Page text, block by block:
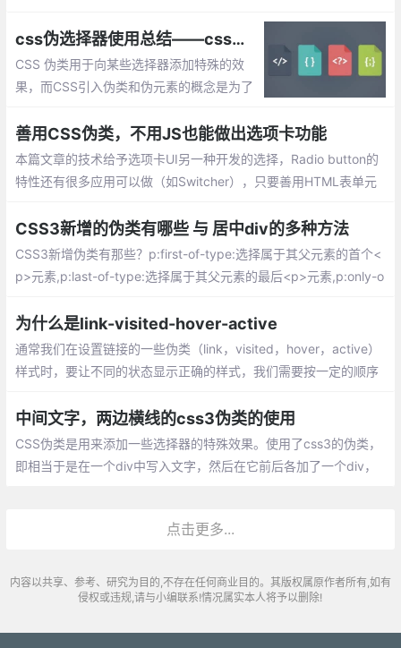
css伪选择器使用总结——css中关于伪类和伪元素的知识总汇
CSS 伪类用于向某些选择器添加特殊的效
果，而CSS引入伪类和伪元素的概念是为了
讲总结关于css伪类和伪元素的相关使用
善用CSS伪类，不用JS也能做出选项卡功能
本篇文章的技术给予选项卡UI另一种开发的选择，Radio button的
特性还有很多应用可以做（如Switcher），只要善用HTML表单元
ript的部份工作.
CSS3新增的伪类有哪些 与 居中div的多种方法
CSS3新增伪类有那些？p:first-of-type:选择属于其父元素的首个<
p>元素,p:last-of-type:选择属于其父元素的最后<p>元素,p:only-o
素的唯一子元素的每个<p>元素;p:nth-child(2)
为什么是link-visited-hover-active
通常我们在设置链接的一些伪类（link，visited，hover，active）
样式时，要让不同的状态显示正确的样式，我们需要按一定的顺序
绍，即 link-visited-hover-active
中间文字，两边横线的css3伪类的使用
CSS伪类是用来添加一些选择器的特殊效果。使用了css3的伪类，
即相当于是在一个div中写入文字，然后在它前后各加了一个div，
点击更多...
内容以共享、参考、研究为目的,不存在任何商业目的。其版权属原作者所有,如有
侵权或违规,请与小编联系!情况属实本人将予以删除!